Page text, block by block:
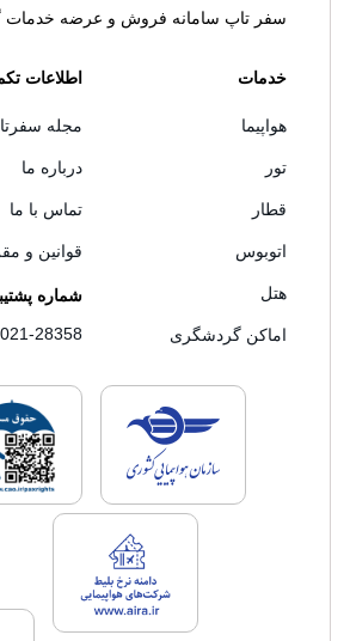
سفر تاپ سامانه فروش و عرضه خدمات
خدمات
هواپیما
تور
قطار
اتوبوس
هتل
اماکن گردشگری
اطلاعات
مجله
درباره ما
تماس با ما
قوانین و
شماره
021-28358
لایسنس های